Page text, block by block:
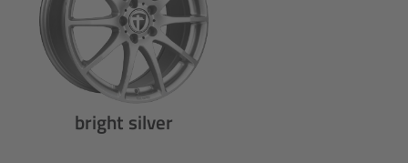
bright silver